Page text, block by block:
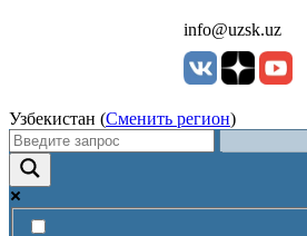
info@uzsk.uz
Узбекистан (Сменить регион)